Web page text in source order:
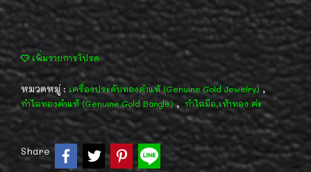
เพิ่มรายการโปรด
หมวดหมู่ : เครื่องประดับทองคำแท้ (Genuine Gold Jewelry) ,
กำไลทองคำแท้ (Genuine Gold Bangle), กำไลมือ,เท้าทอง ค่ะ
Share